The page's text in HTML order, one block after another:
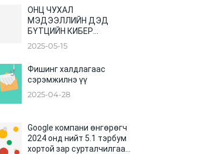
ОНЦ ЧУХАЛ
МЭДЭЭЛЛИЙН ДЭД
БҮТЦИЙН КИБЕР
АЮУЛГҮЙ БАЙДАЛ
2025-05-15
Фишинг халдлагаас
сэрэмжилнэ үү
2025-04-28
Google компани өнгөрөгч
2024 онд нийт 5.1 тэрбум
хортой зар сурталчилгааг